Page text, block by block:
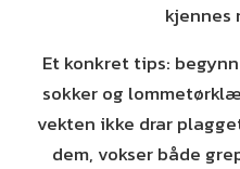
kjennes
Et konkret tips:
sokker og
vekten ikke drar
dem, vokser både